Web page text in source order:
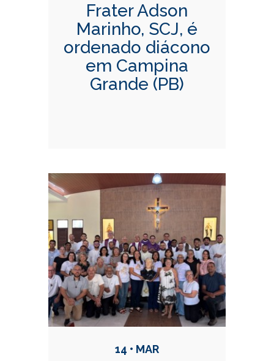
Frater Adson
Marinho, SCJ, é
ordenado diácono
em Campina
Grande (PB)
14 • MAR